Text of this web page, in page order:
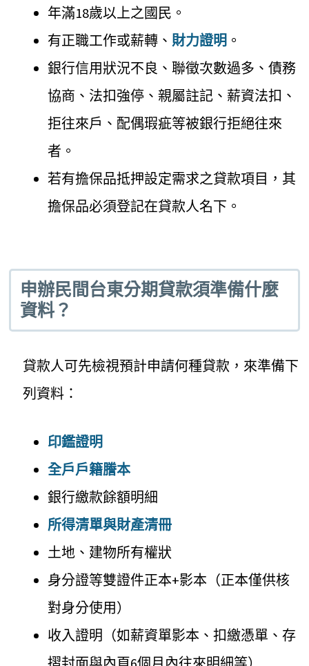
年滿18歲以上之國民。
有正職工作或薪轉、財力證明 。
銀行信用狀況不良、聯徵次數過多、債務
協商、法扣強停、親屬註記、薪資法扣、
拒往來戶、配偶瑕疵等被銀行拒絕往來
者。
若有擔保品抵押設定需求之貸款項目，其
擔保品必須登記在貸款人名下。
申辦民間台東分期貸款須準備什麼
資料？
貸款人可先檢視預計申請何種貸款，來準備下
列資料：
印鑑證明
全戶戶籍謄本
銀行繳款餘額明細
所得清單與財產清冊
土地、建物所有權狀
身分證等雙證件正本+影本（正本僅供核
對身分使用）
收入證明（如薪資單影本、扣繳憑單、存